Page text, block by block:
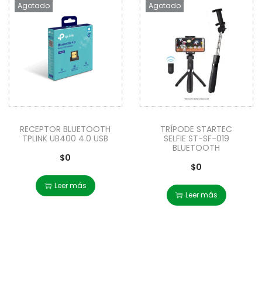
Agotado
RECEPTOR BLUETOOTH
TPLINK UB400 4.0 USB
$0
Leer más
Agotado
TRÍPODE STARTEC
SELFIE ST-SF-019
BLUETOOTH
$0
Leer más